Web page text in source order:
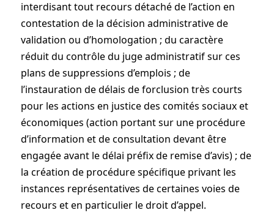
interdisant tout recours détaché de l’action en
contestation de la décision administrative de
validation ou d’homologation ; du caractère
réduit du contrôle du juge administratif sur ces
plans de suppressions d’emplois ; de
l’instauration de délais de forclusion très courts
pour les actions en justice des comités sociaux et
économiques (action portant sur une procédure
d’information et de consultation devant être
engagée avant le délai préfix de remise d’avis) ; de
la création de procédure spécifique privant les
instances représentatives de certaines voies de
recours et en particulier le droit d’appel.